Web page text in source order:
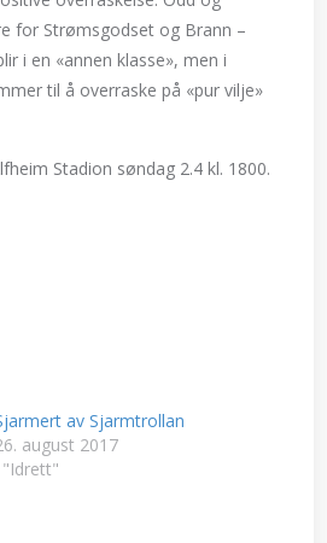
for Strømsgodset og Brann –
i en «annen klasse», men i
til å overraske på «pur vilje»
Stadion søndag 2.4 kl. 1800.
av Sjarmtrollan
august 2017
"Idrett"